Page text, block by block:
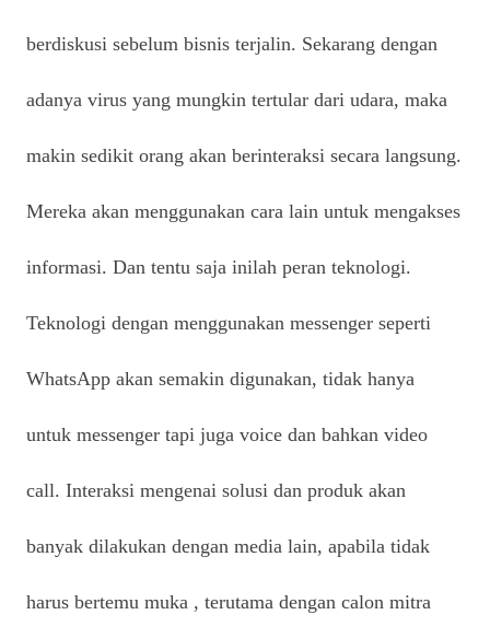
berdiskusi sebelum bisnis terjalin. Sekarang dengan
adanya virus yang mungkin tertular dari udara, maka
makin sedikit orang akan berinteraksi secara langsung.
Mereka akan menggunakan cara lain untuk mengakses
informasi. Dan tentu saja inilah peran teknologi.
Teknologi dengan menggunakan messenger seperti
WhatsApp akan semakin digunakan, tidak hanya
untuk messenger tapi juga voice dan bahkan video
call. Interaksi mengenai solusi dan produk akan
banyak dilakukan dengan media lain, apabila tidak
harus bertemu muka , terutama dengan calon mitra